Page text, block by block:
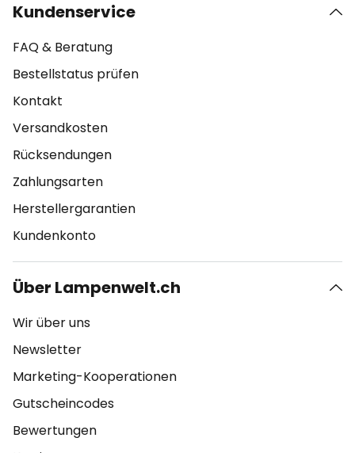
Kundenservice
FAQ & Beratung
Bestellstatus prüfen
Kontakt
Versandkosten
Rücksendungen
Zahlungsarten
Herstellergarantien
Kundenkonto
Über Lampenwelt.ch
Wir über uns
Newsletter
Marketing-Kooperationen
Gutscheincodes
Bewertungen